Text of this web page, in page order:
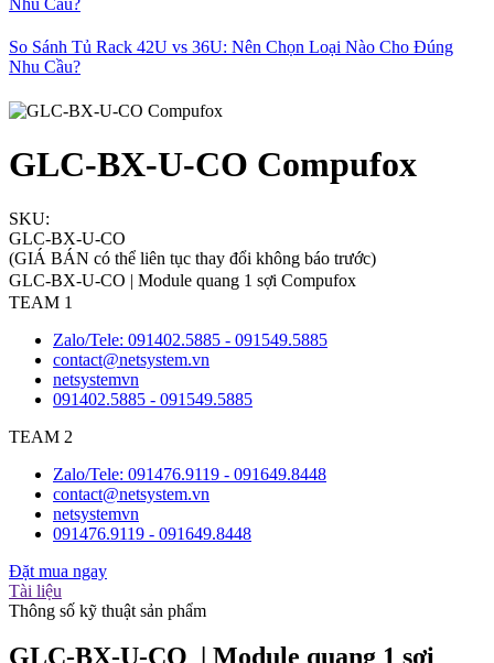
So Sánh Tủ Rack 42U vs 36U: Nên Chọn Loại Nào Cho Đúng
Nhu Cầu?
GLC-BX-U-CO Compufox
SKU:
GLC-BX-U-CO
(GIÁ BÁN có thể liên tục thay đổi không báo trước)
GLC-BX-U-CO | Module quang 1 sợi Compufox
TEAM 1
Zalo/Tele: 091402.5885 - 091549.5885
contact@netsystem.vn
netsystemvn
091402.5885 - 091549.5885
TEAM 2
Zalo/Tele: 091476.9119 - 091649.8448
contact@netsystem.vn
netsystemvn
091476.9119 - 091649.8448
Đặt mua ngay
Tài liệu
Thông số kỹ thuật sản phẩm
GLC-BX-U-CO | Module quang 1 sợi